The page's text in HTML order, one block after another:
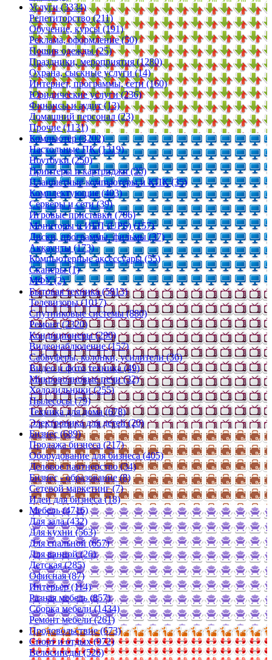
Услуги (3334)
Репетиторство (211)
Обучение, курсы (191)
Реклама, оформление (50)
Пошив одежды (25)
Праздники, мероприятия (1280)
Охрана, сыскные услуги (14)
Интернет, программы, сети (160)
Юридические услуги (236)
Финансы и аудит (13)
Домашний персонал (23)
Прочие (1131)
Компьютер (3202)
Настольные ПК (1319)
Ноутбуки (250)
Принтеры и картриджи (25)
Планшетные компьютеры и КПК (35)
Комплектующие (403)
Серверы и сети (39)
Игровые приставки (706)
Мониторы и ИБП (UPS) (157)
Диски, программы, фильмы (37)
Аккаунты (173)
Компьютерные аксессуары (55)
Сканеры (1)
МФУ (2)
Бытовая техника (5813)
Телевизоры (1017)
Спутниковые системы (880)
Ремонт (2320)
Кондиционеры (290)
Видеонаблюдение (157)
Сабвуферы, колонки, усилители (36)
Видео и фото техника (49)
Микроволновые печи (32)
Холодильники (255)
Пылесосы (79)
Техника для дома (678)
Электроника для детей (20)
Бизнес (689)
Продажа бизнеса (217)
Оборудование для бизнеса (405)
Деловое партнерство (34)
Бизнес - образование (8)
Сетевой маркетинг (7)
Идеи для бизнеса (18)
Мебель (4716)
Для зала (432)
Для кухни (563)
Для спальной (657)
Для ванной (26)
Детская (285)
Офисная (87)
Интерьер (114)
Разная мебель (857)
Сборка мебели (1434)
Ремонт мебели (261)
Продовольствие (673)
Спорт и отдых (972)
Велосипеды (526)